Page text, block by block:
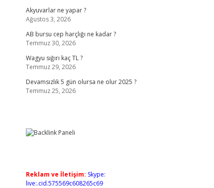
Akyuvarlar ne yapar ?
Ağustos 3, 2026
AB bursu cep harçlığı ne kadar ?
Temmuz 30, 2026
Wagyu sığırı kaç TL ?
Temmuz 29, 2026
Devamsızlık 5 gün olursa ne olur 2025 ?
Temmuz 25, 2026
Reklam ve İletişim: Skype:
live:.cid.575569c608265c69